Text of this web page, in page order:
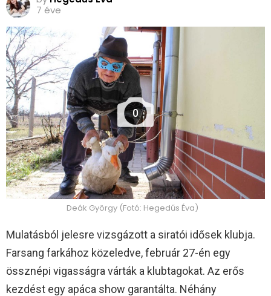
7 éve
0
Deák György (Fotó: Hegedűs Éva)
Mulatásból jelesre vizsgázott a siratói idősek klubja.
Farsang farkához közeledve, február 27-én egy
össznépi vigasságra várták a klubtagokat. Az erős
kezdést egy apáca show garantálta. Néhány